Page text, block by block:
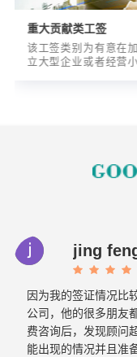
重大贡献类工签
该工签类别为有意在
立大型企业或者经营
jing
因为我的签证情况比
公司，他的很多朋友
费咨询后，发现顾问
能出现的情况并且准